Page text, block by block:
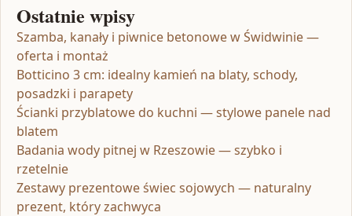
Ostatnie wpisy
Szamba, kanały i piwnice betonowe w Świdwinie —
oferta i montaż
Botticino 3 cm: idealny kamień na blaty, schody,
posadzki i parapety
Ścianki przyblatowe do kuchni — stylowe panele nad
blatem
Badania wody pitnej w Rzeszowie — szybko i
rzetelnie
Zestawy prezentowe świec sojowych — naturalny
prezent, który zachwyca